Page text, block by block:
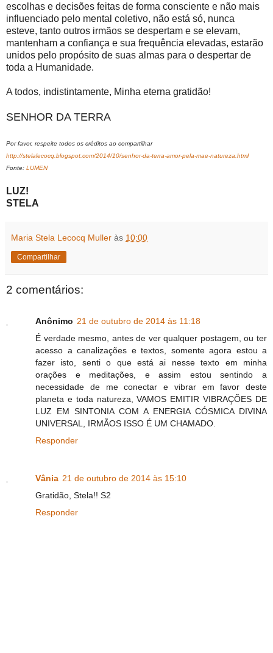
escolhas e decisões feitas de forma consciente e não mais
influenciado pelo mental coletivo, não está só, nunca
esteve, tanto outros irmãos se despertam e se elevam,
mantenham a confiança e sua frequência elevadas, estarão
unidos pelo propósito de suas almas para o despertar de
toda a Humanidade.
A todos, indistintamente, Minha eterna gratidão!
SENHOR DA TERRA
Por favor, respeite todos os créditos ao compartilhar
http://stelalecocq.blogspot.com/2014/10/senhor-da-terra-amor-pela-mae-natureza.html
Fonte: LUMEN
LUZ!
STELA
Maria Stela Lecocq Muller às 10:00
Compartilhar
2 comentários:
Anônimo 21 de outubro de 2014 às 11:18
É verdade mesmo, antes de ver qualquer postagem, ou ter
acesso a canalizações e textos, somente agora estou a
fazer isto, senti o que está ai nesse texto em minha
orações e meditações, e assim estou sentindo a
necessidade de me conectar e vibrar em favor deste
planeta e toda natureza, VAMOS EMITIR VIBRAÇÕES DE
LUZ EM SINTONIA COM A ENERGIA CÓSMICA DIVINA
UNIVERSAL, IRMÃOS ISSO É UM CHAMADO.
Responder
Vânia 21 de outubro de 2014 às 15:10
Gratidão, Stela!! S2
Responder